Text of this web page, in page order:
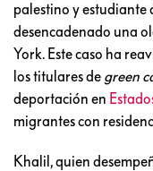
palestino y estudiante
desencadenado una
York. Este caso ha
los titulares de green
deportación en
migrantes con
Khalil, quien